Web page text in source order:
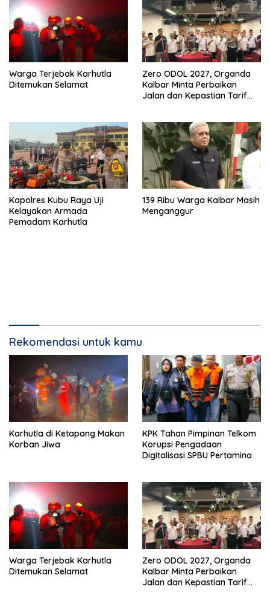
Warga Terjebak Karhutla
Ditemukan Selamat
Zero ODOL 2027, Organda
Kalbar Minta Perbaikan
Jalan dan Kepastian Tarif
Kapolres Kubu Raya Uji
Kelayakan Armada
Pemadam Karhutla
139 Ribu Warga Kalbar Masih
Menganggur
Rekomendasi untuk kamu
Karhutla di Ketapang Makan
Korban Jiwa
KPK Tahan Pimpinan Telkom
Korupsi Pengadaan
Digitalisasi SPBU Pertamina
Warga Terjebak Karhutla
Ditemukan Selamat
Zero ODOL 2027, Organda
Kalbar Minta Perbaikan
Jalan dan Kepastian Tarif